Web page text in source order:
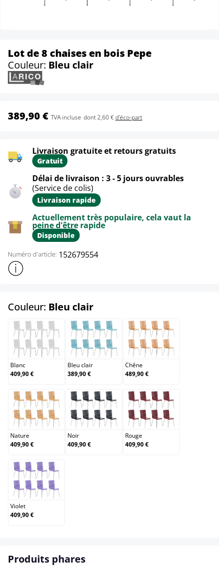
Lot de 8 chaises en bois Pepe
Couleur: Bleu clair
389,90 € TVA incluse dont 2,60 €d'éco-part
Livraison gratuite et retours gratuits
Gratuit
Délai de livraison : 3 - 5 jours ouvrables
(Service de colis)
Livraison rapide
Actuellement très populaire, cela vaut la
peine d'être rapide
Disponible
Numéro d'article: 152679554
Afficher plus d'informations sur le produit
Couleur: Bleu clairselect
Blanc
Blanc
409,90 €
Bleu clair
Bleu clair
389,90 €
Chêne
Chêne
489,90 €
Nature
Nature
409,90 €
Noir
Noir
409,90 €
Rouge
Rouge
409,90 €
Violet
Violet
409,90 €
Produits phares